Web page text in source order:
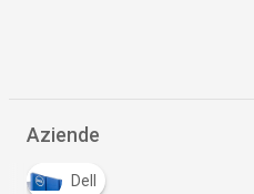
Aziende
Dell